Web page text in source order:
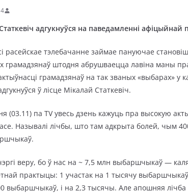
адгукнуўся на паведамленні
расейскае тэлебачанне займае пануючае
грамадзянаў штодня абрушваецца лавіна маны
грамадзянаў на так званых «выбарах» у
ў лісце Мікалай Статкевіч.
(03.11) па TV увесь дзень кажуць пра высокую
Называлі лічбы, што там адкрыта болей, чым
веру, бо ў нас на ~ 7,5 млн выбаршчыкаў —
практыцы: 1 участак на 1 тысячу
выбаршчыкаў, і на 2,3 тысячы. Але апошняя лічба